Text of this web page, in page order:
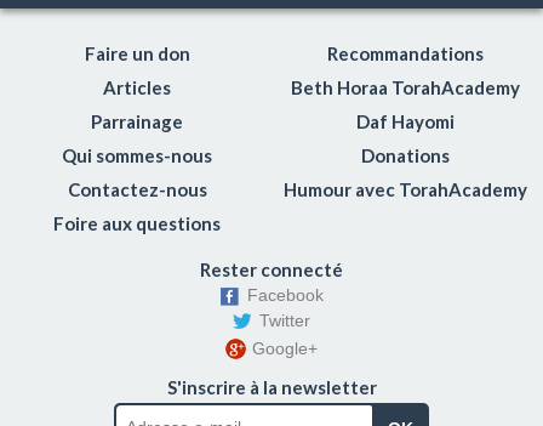
Faire un don
Articles
Parrainage
Qui sommes-nous
Contactez-nous
Foire aux questions
Recommandations
Beth Horaa TorahAcademy
Daf Hayomi
Donations
Humour avec TorahAcademy
Rester connecté
Facebook
Twitter
Google+
S'inscrire à la newsletter